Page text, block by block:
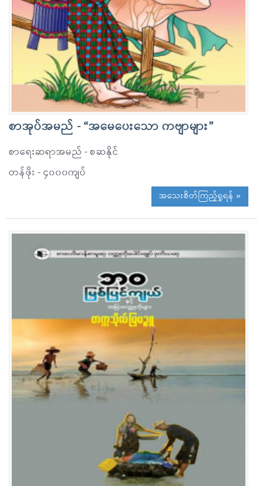
စာအုပ်အမည် - “အမေပေးသော ကဗျာများ”
စာရေးဆရာအမည် - စဆနိုင်
တန်ဖိုး - ၄၀၀၀ကျပ်
အသေးစိတ်ကြည့်ရှုရန် »